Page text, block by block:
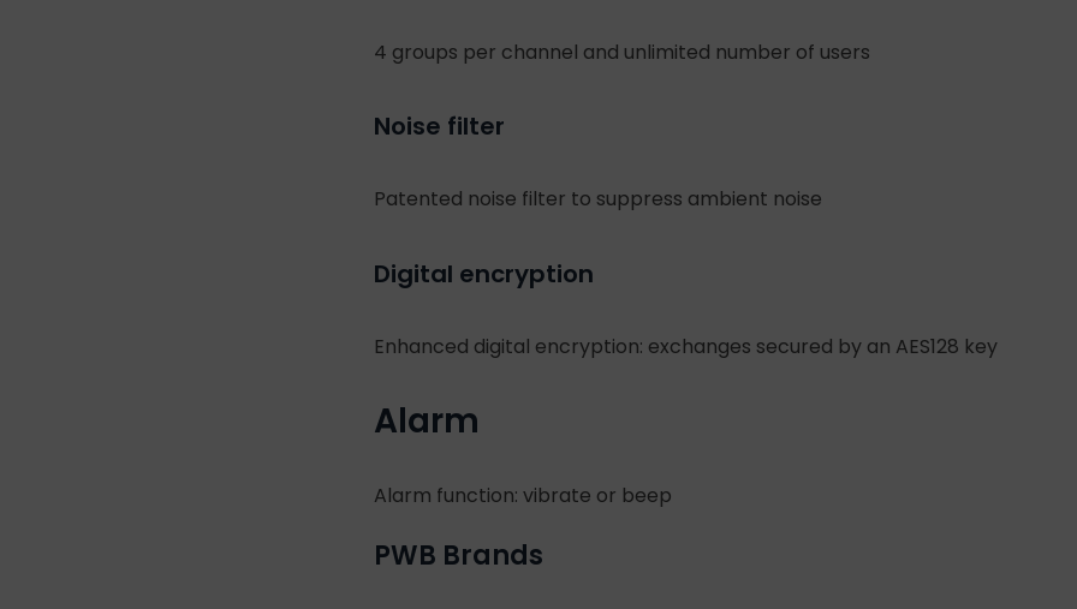
4 groups per channel and unlimited number of users
Noise filter
Patented noise filter to suppress ambient noise
Digital encryption
Enhanced digital encryption: exchanges secured by an AES128 key
Alarm
Alarm function: vibrate or beep
PWB Brands